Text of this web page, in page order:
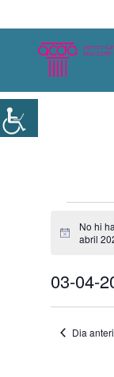
del
abril
2024
Avís
No hi
abril
03-04-
data.Dia